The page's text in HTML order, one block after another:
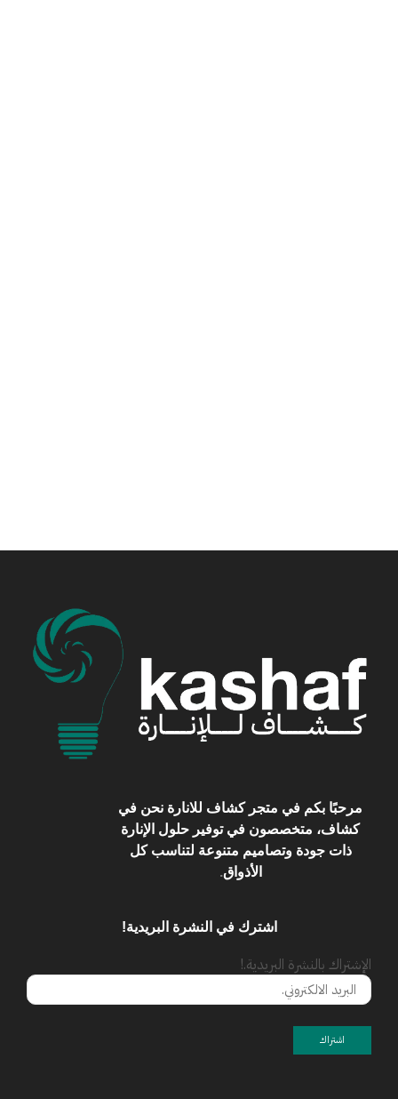
مرحبًا بكم في متجر كشاف للانارة نحن في
كشاف، متخصصون في توفير حلول الإنارة
ذات جودة وتصاميم متنوعة لتناسب كل
الأذواق.
اشترك في النشرة البريدية!
الإشتراك بالنشرة البريدية.!